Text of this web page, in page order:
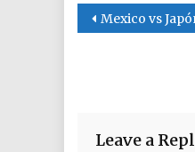
Post
Mexico vs Japón bueno para dormir , el martes
Leave a